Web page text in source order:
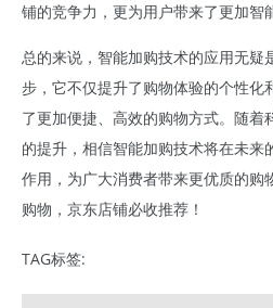
铺的竞争力，更为用户带来了更加智
总的来说，智能加购技术的应用无疑
步，它不仅提升了购物体验的个性化
了更加便捷、高效的购物方式。随着
的提升，相信智能加购技术将在未来
作用，为广大消费者带来更优质的购
购物，京东店铺必收推荐！
TAG标签: